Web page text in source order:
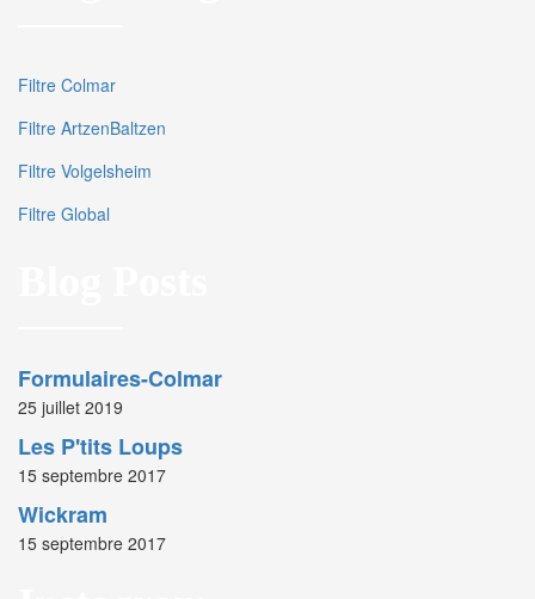
Filtre Colmar
Filtre ArtzenBaltzen
Filtre Volgelsheim
Filtre Global
Formulaires-Colmar
25 juillet 2019
Les P'tits Loups
15 septembre 2017
Wickram
15 septembre 2017